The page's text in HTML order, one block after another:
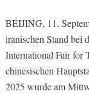
BEIJING, 11.
iranischen Stand bei
International Fair for
chinesischen
2025 wurde am